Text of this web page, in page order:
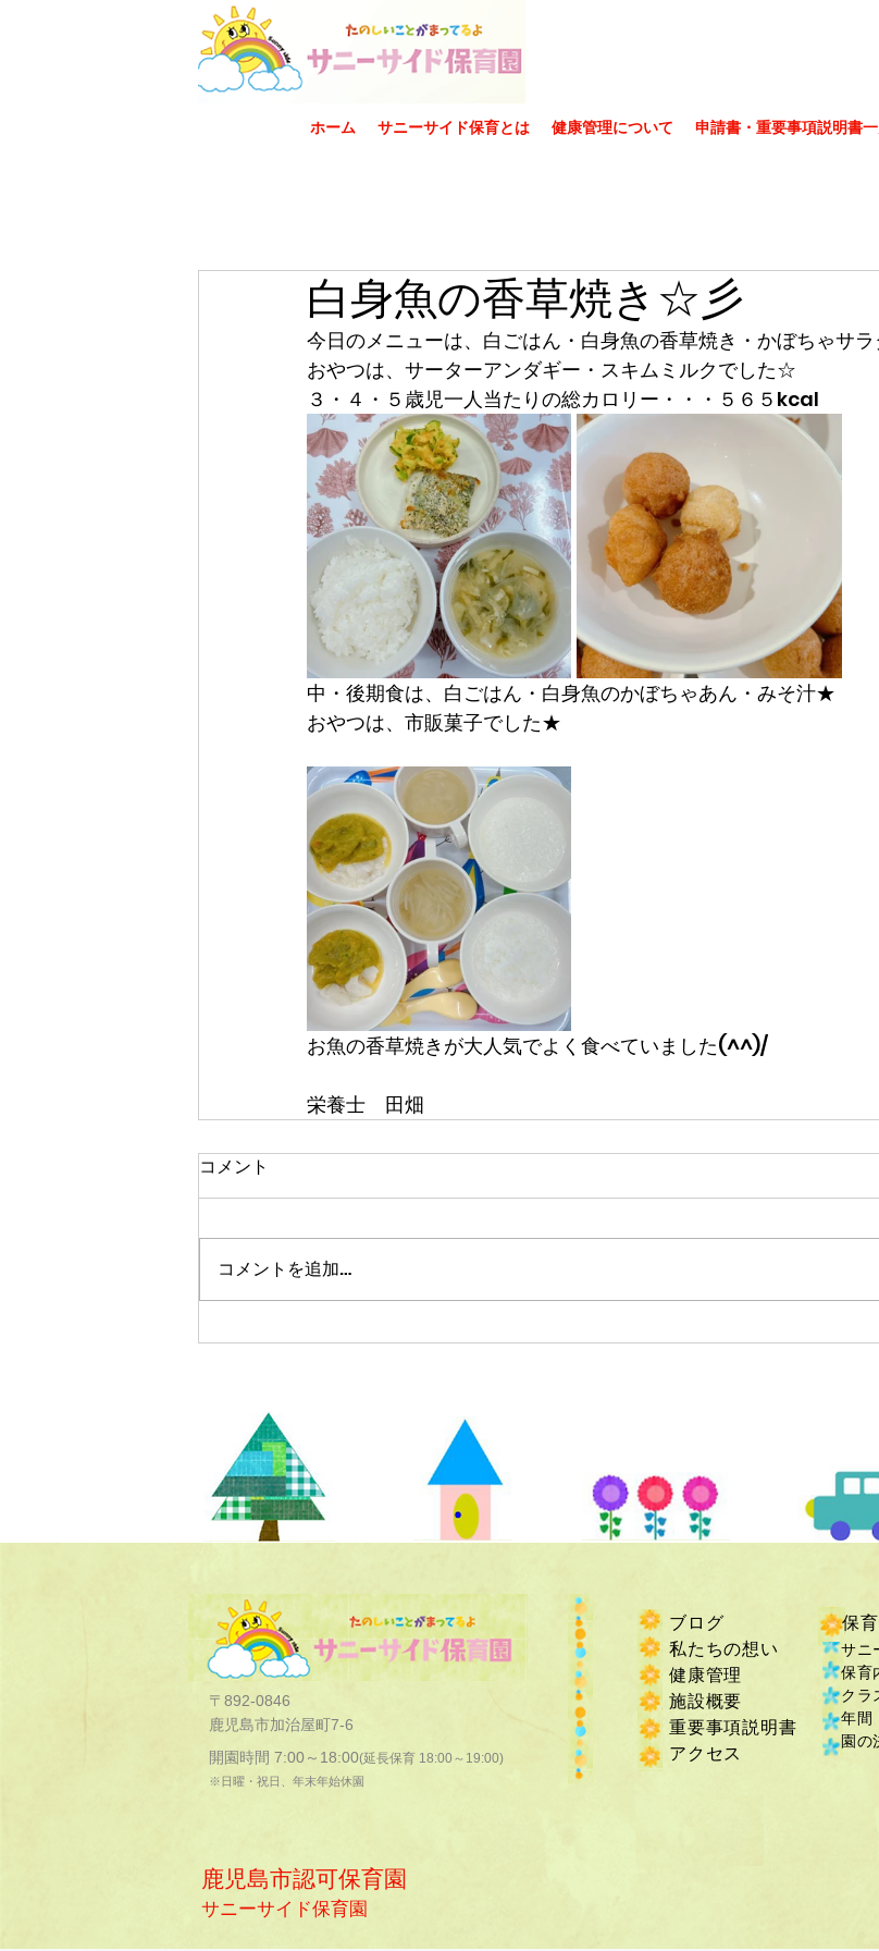
ホーム サニーサイド保育とは 健康管理について 申請書・重要事項説明書
白身魚の香草焼き☆彡
今日のメニューは、白ごはん・白身魚の香草焼き・かぼちゃサ
おやつは、サーターアンダギー・スキムミルクでした☆
３・４・５歳児一人当たりの総カロリー・・・５６５kcal
中・後期食は、白ごはん・白身魚のかぼちゃあん・みそ汁★
おやつは、市販菓子でした★
お魚の香草焼きが大人気でよく食べていました(^^)/
栄養士　田畑
コメント
コメントを追加…
〒892-0846
鹿児島市加治屋町7-6
開園時間 7:00～18:00(延長保育 18:00～19:00)
※日曜・祝日、年末年始休園
鹿児島市認可保育園
サニーサイド保育園
ブログ
私たちの想い
健康管理
施設概要
重要事項説明書
​アクセス
保
サニ
保育
クラ
年間
園の